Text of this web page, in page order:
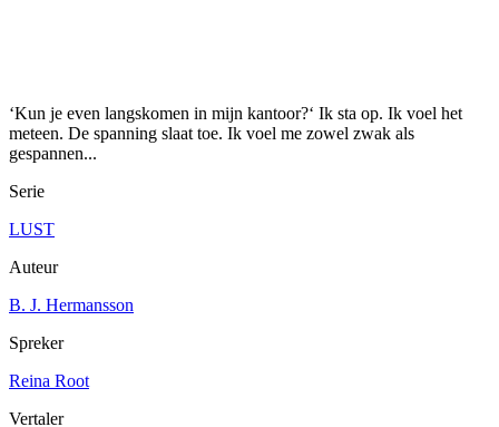
‘Kun je even langskomen in mijn kantoor?‘ Ik sta op. Ik voel het
meteen. De spanning slaat toe. Ik voel me zowel zwak als
gespannen...
Serie
LUST
Auteur
B. J. Hermansson
Spreker
Reina Root
Vertaler